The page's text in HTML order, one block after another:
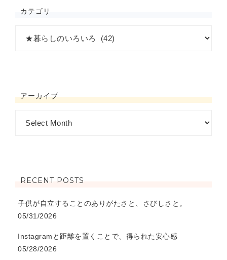
カテゴリ
アーカイブ
RECENT POSTS
子供が自立することのありがたさと、さびしさと。
05/31/2026
Instagramと距離を置くことで、得られた安心感
05/28/2026